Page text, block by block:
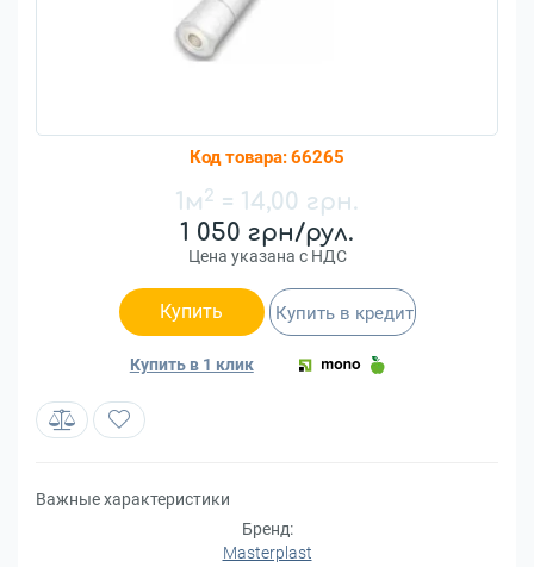
Код товара:66265
1 050 грн/рул.
Цена указана с НДС
1м2 = 14,00 грн.
Купить
Купить в 1 клик
Купить в кредит
Важные характеристики
Бренд:
Masterplast